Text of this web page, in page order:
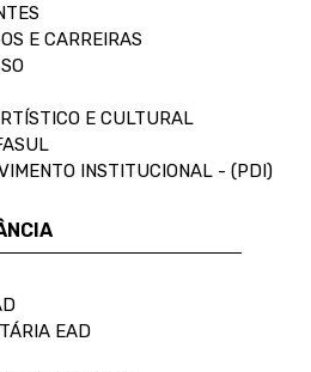
E CARREIRAS
E CULTURAL
INSTITUCIONAL - (PDI)
EAD